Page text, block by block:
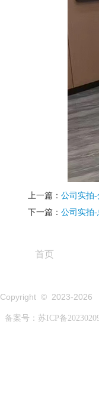
上一篇： 公司实拍-
下一篇： 公司实拍-
首页
Copyright © 2023-2026
备案号： 苏ICP备